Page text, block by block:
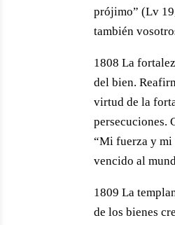
prójimo” (Lv
también
1808 La
del bien.
virtud de la
persecuciones.
“Mi fuerza y mi
vencido al
1809 La
de los bienes